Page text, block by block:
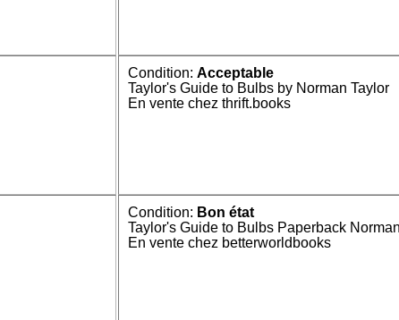
Condition:Acceptable
Taylor's Guide to Bulbs by Norman Taylor
En vente chez thrift.books
Condition: Bon état
Taylor's Guide to Bulbs Paperback
En vente chez betterworldbooks